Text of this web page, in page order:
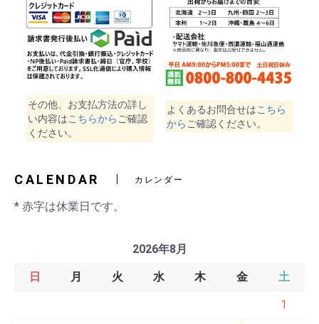
その他、お支払方法の詳し
い内容はこちらから ご確認
ください。
よくあるお問合せはこちら
から ご確認ください。
CALENDAR カレンダー
* 赤字は休業日です。
2026年8月
日 月 火 水 木 金 土
1